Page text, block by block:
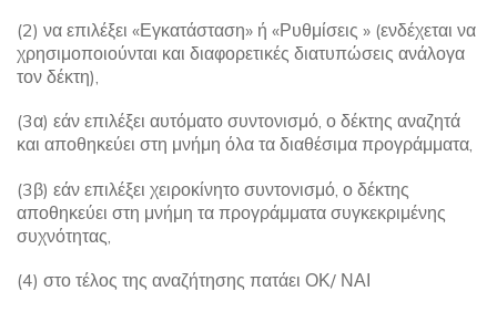
(2) να επιλέξει «Εγκατάσταση» ή «Ρυθμίσεις » (ενδέχεται να
χρησιμοποιούνται και διαφορετικές διατυπώσεις ανάλογα
τον δέκτη),
(3α) εάν επιλέξει αυτόματο συντονισμό, ο δέκτης αναζητά
και αποθηκεύει στη μνήμη όλα τα διαθέσιμα προγράμματα,
(3β) εάν επιλέξει χειροκίνητο συντονισμό, ο δέκτης
αποθηκεύει στη μνήμη τα προγράμματα συγκεκριμένης
συχνότητας,
(4) στο τέλος της αναζήτησης πατάει ΟΚ/ ΝΑΙ